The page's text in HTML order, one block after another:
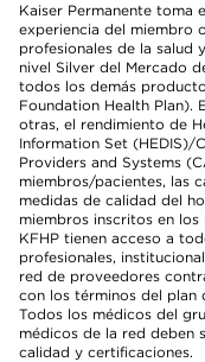
Kaiser Permanente toma
experiencia del miembro
profesionales de la salud
nivel Silver del Mercado
todos los demás
Foundation Health Plan).
otras, el rendimiento de
Information Set (HEDIS)/
Providers and Systems
miembros/pacientes, las
medidas de calidad del
miembros inscritos en
KFHP tienen acceso a
profesionales,
red de proveedores
con los términos del plan
Todos los médicos del
médicos de la red deben
calidad y certificaciones.